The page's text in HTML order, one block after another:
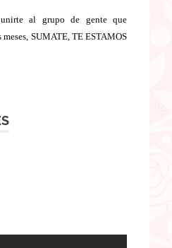
al grupo de gente que
SUMATE, TE ESTAMOS